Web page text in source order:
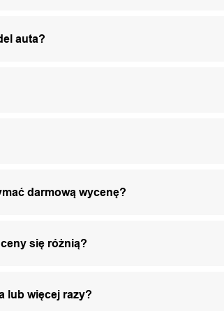
auta?
darmową wycenę?
się różnią?
lub więcej razy?